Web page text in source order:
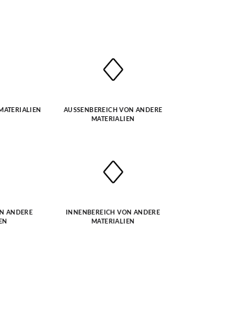
AUSSENBEREICH VON ANDERE M
ATERIALIEN
ANDERE
INNENBEREICH VON ANDERE
MATERIALIEN